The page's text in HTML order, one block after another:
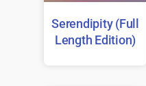
Serendipity (Full
Length Edition)